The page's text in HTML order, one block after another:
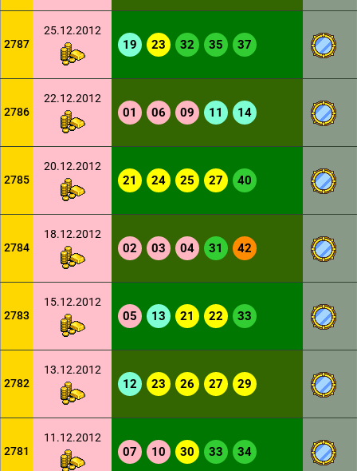
2787
25.12.2012
19 23 32 35 37
2786
22.12.2012
01 06 09 11 14
2785
20.12.2012
21 24 25 27 40
2784
18.12.2012
02 03 04 31 42
2783
15.12.2012
05 13 21 22 33
2782
13.12.2012
12 23 26 27 29
2781
11.12.2012
07 10 30 33 34